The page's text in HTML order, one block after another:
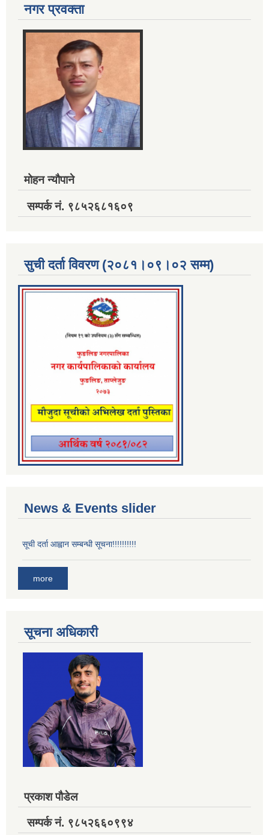
नगर प्रवक्ता
मोहन न्यौपाने
सम्पर्क नं. ९८५२६८१६०९
सुची दर्ता विवरण (२०८१।०९।०२ सम्म)
News & Events slider
सूची दर्ता आह्वान सम्बन्धी सूचना!!!!!!!!!!
more
सूचना अधिकारी
प्रकाश पौडेल
सम्पर्क नं. ९८५२६६०९९४